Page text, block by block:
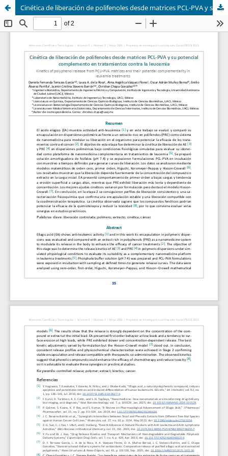
Cinética de liberación de polifenoles desde matrices PCL-PVA y su potencial complemento en tratamientos contra la leucemia